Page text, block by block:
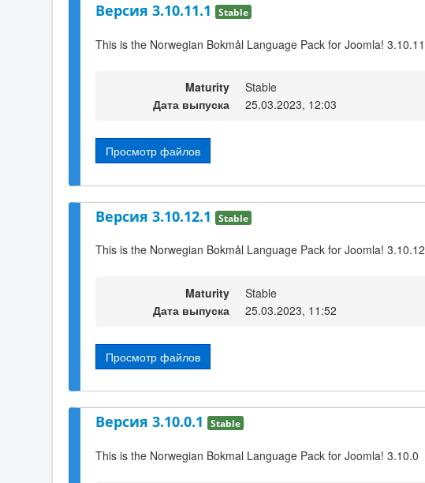
Версия 3.10.11.1 Stable
This is the Norwegian Bokmål Language Pack for Joomla! 3.10.11
Maturity
Stable
Дата выпуска
25.03.2023, 12:03
Просмотр файлов
Версия 3.10.12.1 Stable
This is the Norwegian Bokmål Language Pack for Joomla! 3.10.12
Maturity
Stable
Дата выпуска
25.03.2023, 11:52
Просмотр файлов
Версия 3.10.0.1 Stable
This is the Norwegian Bokmal Language Pack for Joomla! 3.10.0